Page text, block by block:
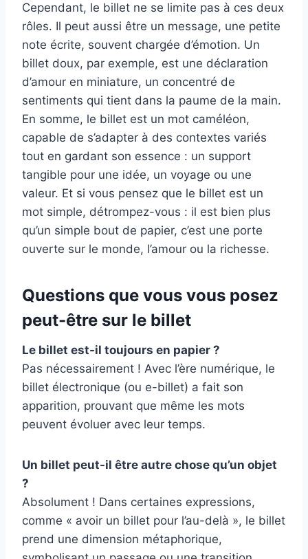
Cependant, le billet ne se limite pas à ces deux
rôles. Il peut aussi être un message, une petite
note écrite, souvent chargée d’émotion. Un
billet doux, par exemple, est une déclaration
d’amour en miniature, un concentré de
sentiments qui tient dans la paume de la main.
En somme, le billet est un mot caméléon,
capable de s’adapter à des contextes variés
tout en gardant son essence : un support
tangible pour une idée, un voyage ou une
valeur. Et si vous pensez que le billet est un
mot simple, détrompez-vous : il est bien plus
qu’un simple bout de papier, c’est une porte
ouverte sur le monde, l’amour ou la richesse.
Questions que vous vous posez
peut-être sur le billet
Le billet est-il toujours en papier ?
Pas nécessairement ! Avec l’ère numérique, le
billet électronique (ou e-billet) a fait son
apparition, prouvant que même les mots
peuvent évoluer avec leur temps.
Un billet peut-il être autre chose qu’un objet
?
Absolument ! Dans certaines expressions,
comme « avoir un billet pour l’au-delà », le billet
prend une dimension métaphorique,